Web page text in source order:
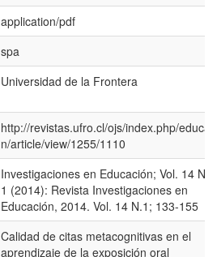
application/pdf
spa
Universidad de la Frontera
http://revistas.ufro.cl/ojs/index.php/
n/article/view/1255/1110
Investigaciones en Educación; Vol. 14
1 (2014): Revista Investigaciones en
Educación, 2014. Vol. 14 N.1; 133-155
Calidad de citas metacognitivas en el
aprendizaje de la exposición oral